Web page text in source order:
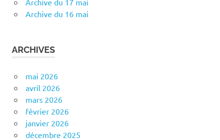
Archive du 16 mai
ARCHIVES
mai 2026
avril 2026
mars 2026
février 2026
janvier 2026
décembre 2025